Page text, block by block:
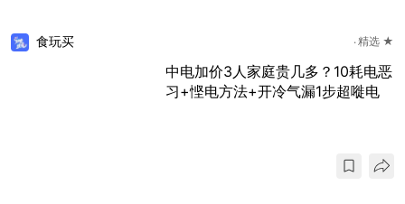
食玩买 精选 ★
中电加价3人家庭贵几多？10耗电恶
习+悭电方法+开冷气漏1步超嘥电